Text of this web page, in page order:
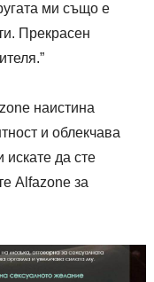
ми също е
Прекрасен
наистина
и облекчава
искате да сте
Alfazone за